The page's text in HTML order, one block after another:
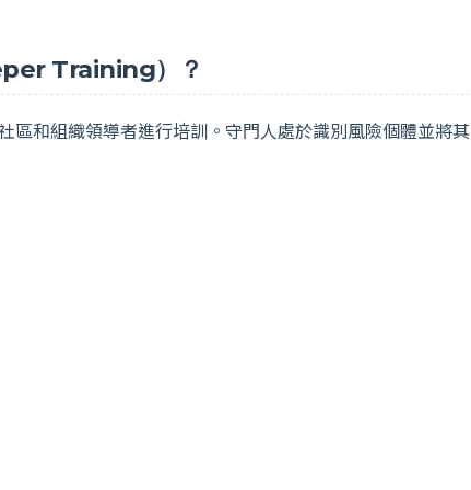
Training）？
區和組織領導者進行培訓。守門人處於識別風險個體並將其